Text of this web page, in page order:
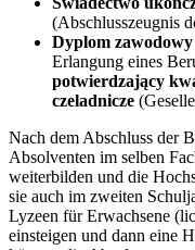
(Abschlusszeugnis
Dyplom zawodowy
Erlangung eines
potwierdzający
czeladnicze
Nach dem Abschluss der
Absolventen im selben
weiterbilden und die
sie auch im zweiten
Lyzeen für Erwachsene
einsteigen und dann eine